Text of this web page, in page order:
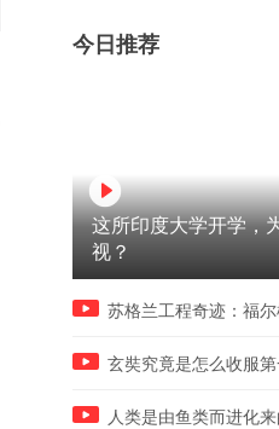
年抛夫弃子，现在后悔吗？
今日推荐
这所印度大学开学，
视？
苏格兰工程奇迹：福
玄奘究竟是怎么收服
人类是由鱼类而进化来